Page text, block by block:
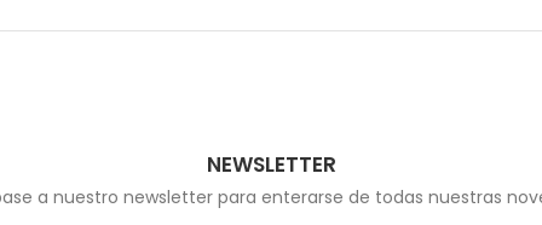
NEWSLETTER
a nuestro newsletter para enterarse de todas nuestras